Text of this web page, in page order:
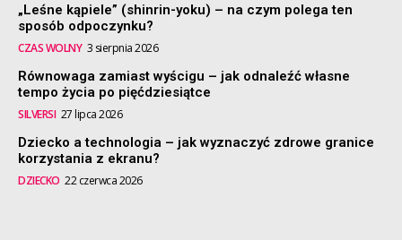
„Leśne kąpiele” (shinrin-yoku) – na czym polega ten
sposób odpoczynku?
CZAS WOLNY 3 sierpnia 2026
Równowaga zamiast wyścigu – jak odnaleźć własne
tempo życia po pięćdziesiątce
SILVERSI 27 lipca 2026
Dziecko a technologia – jak wyznaczyć zdrowe granice
korzystania z ekranu?
DZIECKO 22 czerwca 2026